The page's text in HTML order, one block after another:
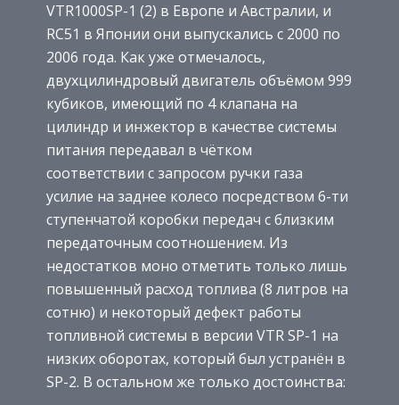
VTR1000SP-1 (2) в Европе и Австралии, и
RC51 в Японии они выпускались с 2000 по
2006 года. Как уже отмечалось,
двухцилиндровый двигатель объёмом 999
кубиков, имеющий по 4 клапана на
цилиндр и инжектор в качестве системы
питания передавал в чётком
соответствии с запросом ручки газа
усилие на заднее колесо посредством 6-ти
ступенчатой коробки передач с близким
передаточным соотношением. Из
недостатков моно отметить только лишь
повышенный расход топлива (8 литров на
сотню) и некоторый дефект работы
топливной системы в версии VTR SP-1 на
низких оборотах, который был устранён в
SP-2. В остальном же только достоинства: